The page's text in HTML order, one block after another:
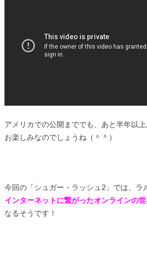
アメリカでの公開まででも、あと半年以
お楽しみなのでしょうね（＾＾）
今回の「シュガー・ラッシュ2」では、ラ
インターネットに繋がったオンラインの
なるそうです！